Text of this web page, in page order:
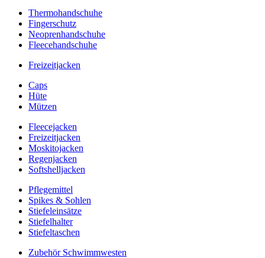
Thermohandschuhe
Fingerschutz
Neoprenhandschuhe
Fleecehandschuhe
Freizeitjacken
Caps
Hüte
Mützen
Fleecejacken
Freizeitjacken
Moskitojacken
Regenjacken
Softshelljacken
Pflegemittel
Spikes & Sohlen
Stiefeleinsätze
Stiefelhalter
Stiefeltaschen
Zubehör Schwimmwesten